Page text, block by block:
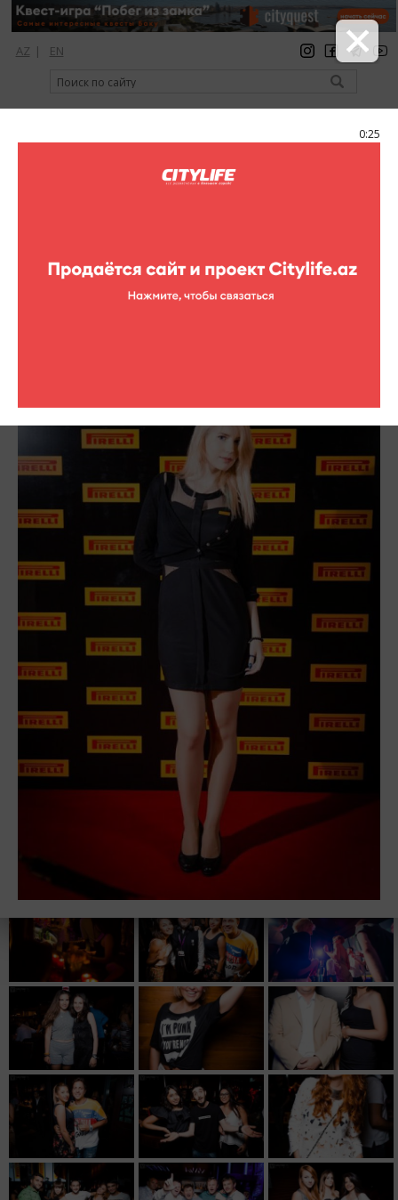
0:24
AZ | EN
регистрация вход Citylife Magazine
Pirelli Burning Night